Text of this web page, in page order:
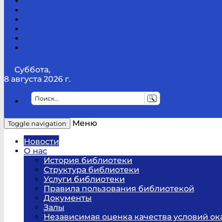
Суббота,
8 августа 2026 г.
Toggle navigation
Меню
Новости
О нас
История библиотеки
Структура библиотеки
Услуги библиотеки
Правила пользования библиотекой
Документы
Залы
Независимая оценка качества условий